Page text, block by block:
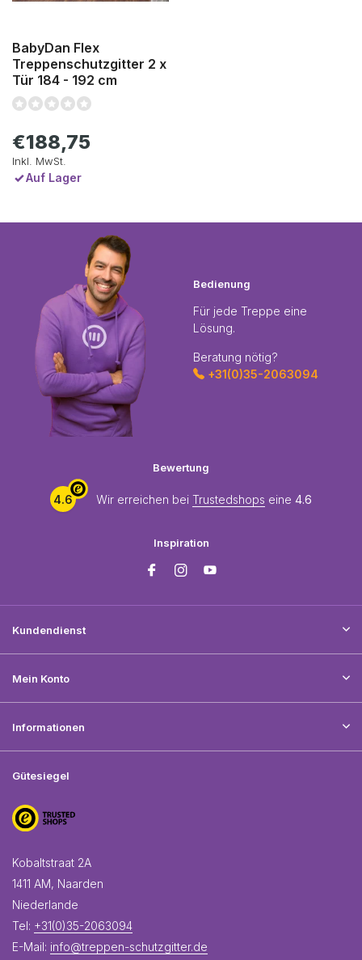
BabyDan Flex
Treppenschutzgitter 2 x
Tür 184 - 192 cm
€188,75
Inkl. MwSt.
Auf Lager
Bedienung
Für jede Treppe eine
Lösung.
Beratung nötig?
+31(0)35-2063094
Bewertung
4.6 Wir erreichen bei Trustedshops eine 4.6
Inspiration
Kundendienst
Mein Konto
Informationen
Gütesiegel
Kobaltstraat 2A
1411 AM, Naarden
Niederlande
Tel: +31(0)35-2063094
E-Mail: info@treppen-schutzgitter.de